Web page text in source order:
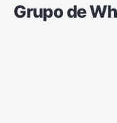
Grupo de